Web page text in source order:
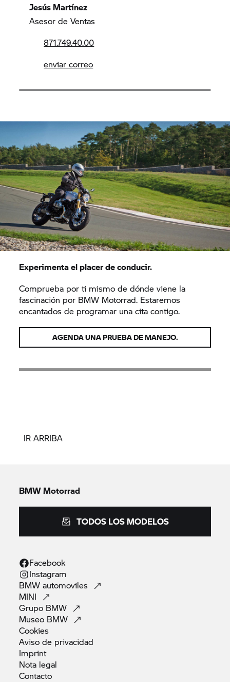
Jesús Martínez
Asesor de Ventas
871.749.40.00
enviar correo
Experimenta el placer de conducir.
Comprueba por ti mismo de dónde viene la
fascinación por BMW Motorrad. Estaremos
encantados de programar una cita contigo.
AGENDA UNA PRUEBA DE MANEJO.
IR ARRIBA
BMW Motorrad
TODOS LOS MODELOS
Facebook
Instagram
BMWautomoviles
MINI
Grupo BMW
Museo BMW
Cookies
Aviso de privacidad
Imprint
Nota legal
Contacto